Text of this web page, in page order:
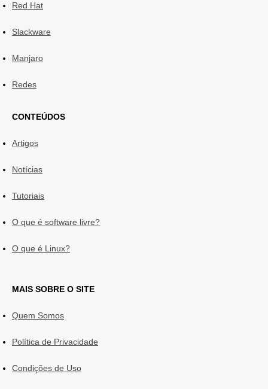
Red Hat
Slackware
Manjaro
Redes
CONTEÚDOS
Artigos
Notícias
Tutoriais
O que é software livre?
O que é Linux?
MAIS SOBRE O SITE
Quem Somos
Política de Privacidade
Condições de Uso